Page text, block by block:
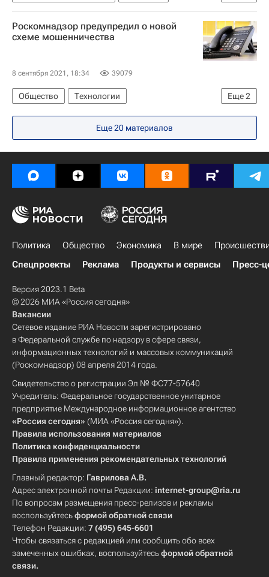
Владислав Артемьев
Андрей Есипенко
Роскомнадзор предупредил о новой
схеме мошенничества
8 сентября 2021, 18:34 39079
Еще2
Общество
Технологии
Федеральная служба по надзору в сфере связи, информационных технологий и массовых коммуникаций (Роскомнадзор)
Еще 20 материалов
Политика Общество Экономика В мире
Спецпроекты
Реклама Продукты и сервисы Пресс-
Версия 2023.1 Beta
© 2026 МИА «Россия сегодня»
Вакансии
Сетевое издание РИА Новости зарегистрировано
в Федеральной службе по надзору в сфере связи,
информационных технологий и массовых коммуникаций
(Роскомнадзор) 08 апреля 2014 года.
Свидетельство о регистрации Эл № ФС77-57640
Учредитель: Федеральное государственное унитарное
предприятие Международное информационное агентство
«Россия сегодня» (МИА «Россия сегодня»).
Правила использования материалов
Политика конфиденциальности
Правила применения рекомендательных технологий
Главный редактор: Гаврилова А.В.
Адрес электронной почты Редакции: internet-group@ria.ru
По вопросам размещения пресс-релизов и рекламы
воспользуйтесьформой обратной связи
Телефон Редакции: 7 (495) 645-6601
Чтобы связаться с редакцией или сообщить обо всех
замеченных ошибках, воспользуйтесьформой обратной
связи.